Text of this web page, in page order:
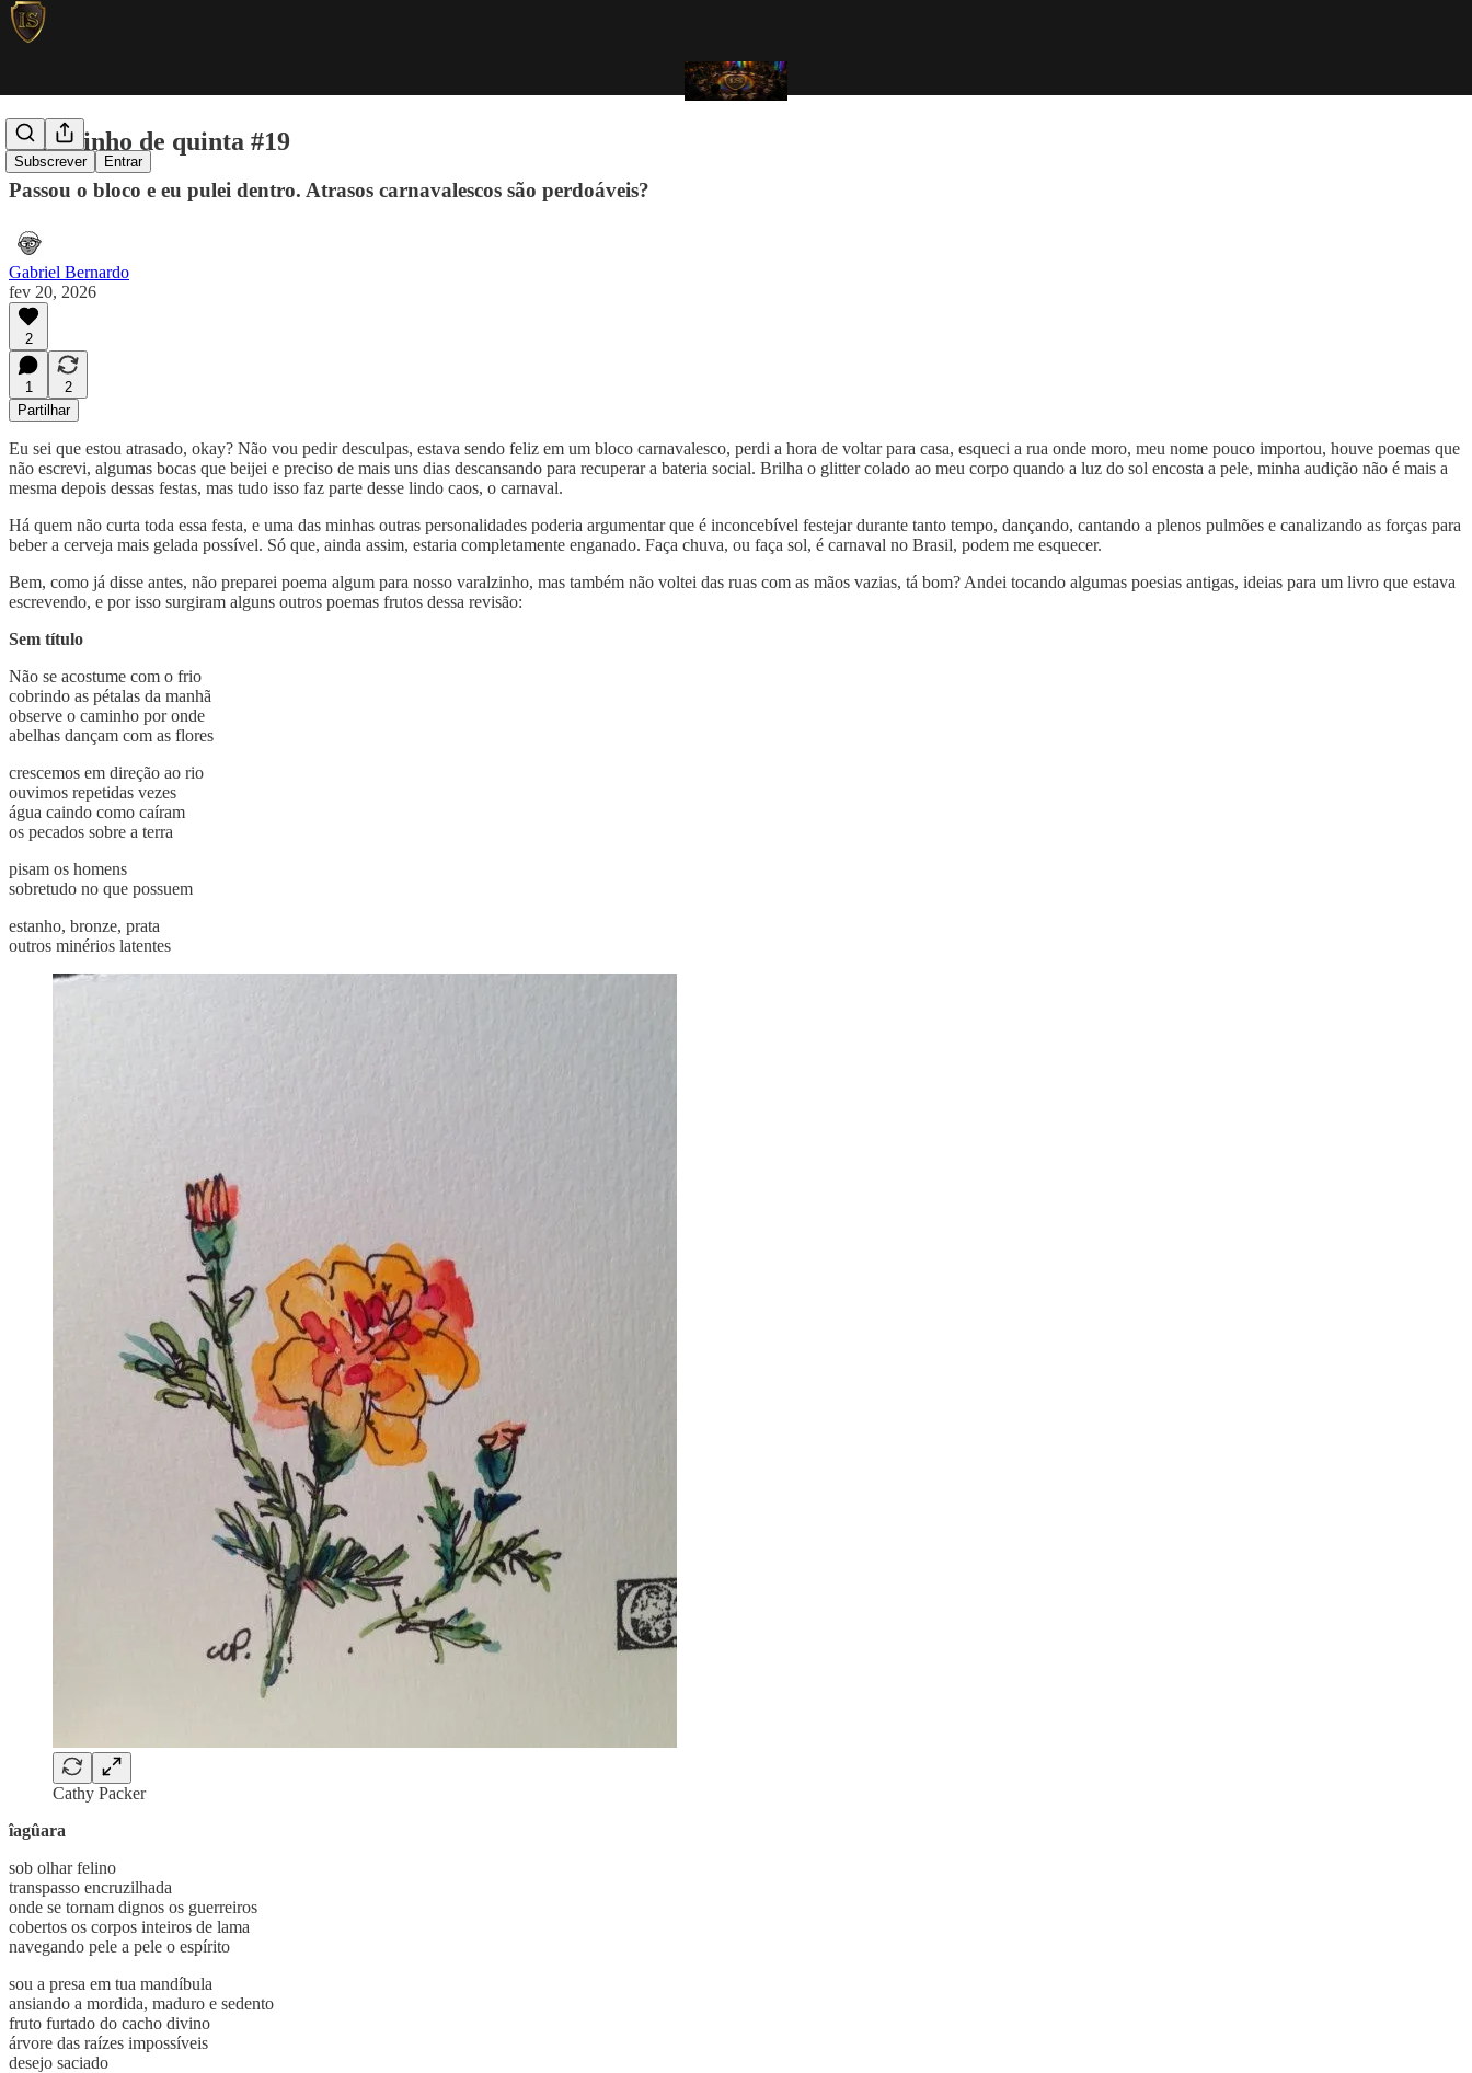
Subscrever Entrar
Varalzinho de quinta #19
Passou o bloco e eu pulei dentro. Atrasos carnavalescos são perdoáveis?
Gabriel Bernardo
fev 20, 2026
2
1
2
Partilhar
Eu sei que estou atrasado, okay? Não vou pedir desculpas, estava sendo feliz em um bloco carnavalesco, perdi a hora de voltar para casa, esqueci a rua onde moro, meu nome pouco importou, houve poemas que
não escrevi, algumas bocas que beijei e preciso de mais uns dias descansando para recuperar a bateria social. Brilha o glitter colado ao meu corpo quando a luz do sol encosta a pele, minha audição não é mais a
mesma depois dessas festas, mas tudo isso faz parte desse lindo caos, o carnaval.
Há quem não curta toda essa festa, e uma das minhas outras personalidades poderia argumentar que é inconcebível festejar durante tanto tempo, dançando, cantando a plenos pulmões e canalizando as forças para
beber a cerveja mais gelada possível. Só que, ainda assim, estaria completamente enganado. Faça chuva, ou faça sol, é carnaval no Brasil, podem me esquecer.
Bem, como já disse antes, não preparei poema algum para nosso varalzinho, mas também não voltei das ruas com as mãos vazias, tá bom? Andei tocando algumas poesias antigas, ideias para um livro que estava
escrevendo, e por isso surgiram alguns outros poemas frutos dessa revisão:
Sem título
Não se acostume com o frio
cobrindo as pétalas da manhã
observe o caminho por onde
abelhas dançam com as flores
crescemos em direção ao rio
ouvimos repetidas vezes
água caindo como caíram
os pecados sobre a terra
pisam os homens
sobretudo no que possuem
estanho, bronze, prata
outros minérios latentes
Cathy Packer
îagûara
sob olhar felino
transpasso encruzilhada
onde se tornam dignos os guerreiros
cobertos os corpos inteiros de lama
navegando pele a pele o espírito
sou a presa em tua mandíbula
ansiando a mordida, maduro e sedento
fruto furtado do cacho divino
árvore das raízes impossíveis
desejo saciado